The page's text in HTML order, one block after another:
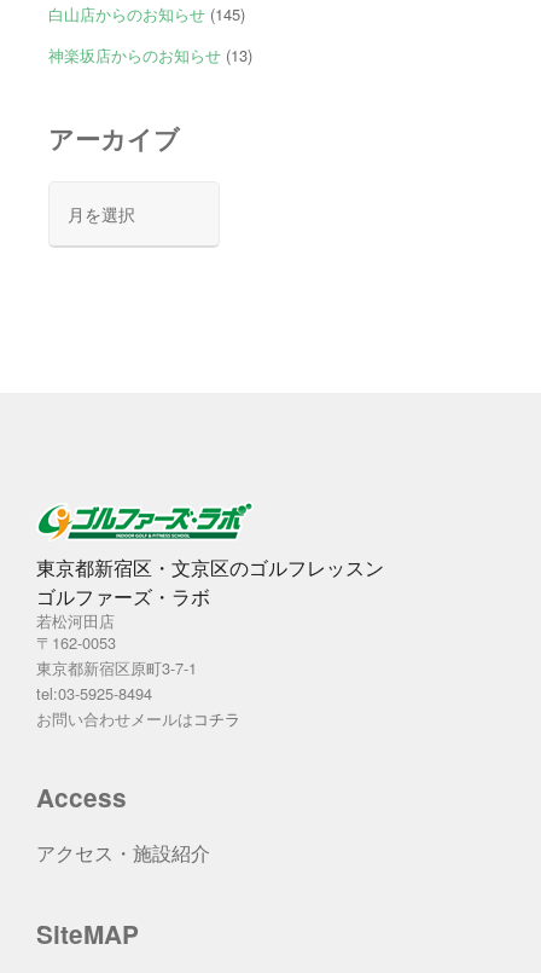
白山店からのお知らせ(145)
神楽坂店からのお知らせ(13)
アーカイブ
カ
東京都新宿区・文京区のゴルフレッスン
ゴルファーズ・ラボ
若松河田店
〒162-0053
東京都新宿区原町3-7-1
tel:03-5925-8494
お問い合わせメールはコチラ
Access
アクセス・施設紹介
SiteMAP